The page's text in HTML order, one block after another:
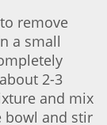
remove
a small
2-3
and mix
bowl and stir